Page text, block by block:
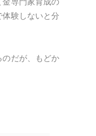
専門家育成の
験しないと分
だが、もどか